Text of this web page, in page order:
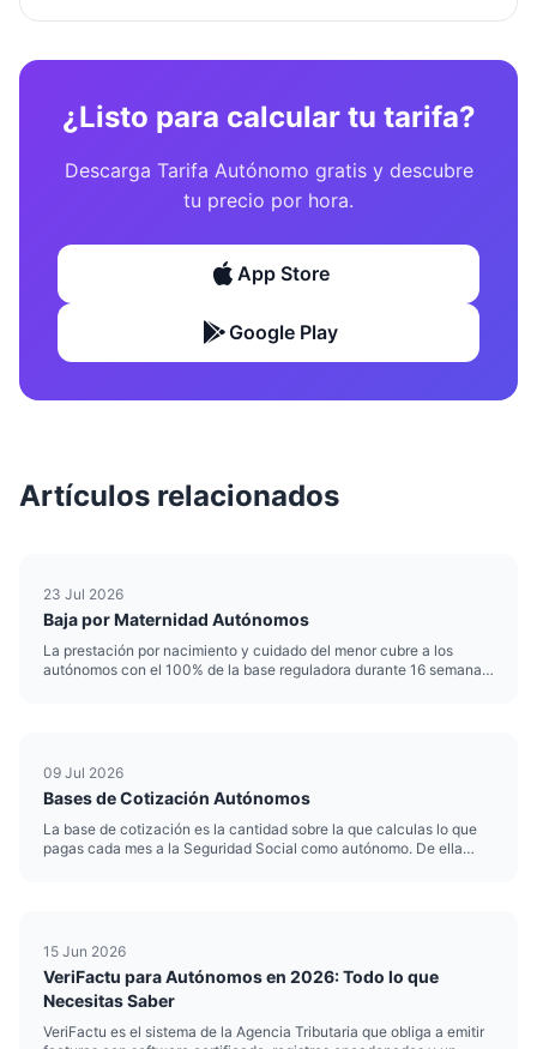
¿Listo para calcular tu tarifa?
Descarga Tarifa Autónomo gratis y descubre
tu precio por hora.
App Store
Google Play
Artículos relacionados
23 Jul 2026
Baja por Maternidad Autónomos
La prestación por nacimiento y cuidado del menor cubre a los
autónomos con el 100% de la base reguladora durante 16 semanas,
09 Jul 2026
Bases de Cotización Autónomos
La base de cotización es la cantidad sobre la que calculas lo que
pagas cada mes a la Seguridad Social como autónomo. De ella
15 Jun 2026
VeriFactu para Autónomos en 2026: Todo lo que
Necesitas Saber
VeriFactu es el sistema de la Agencia Tributaria que obliga a emitir